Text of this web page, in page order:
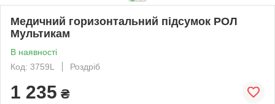
Медичний горизонтальний підсумок РОЛ
Мультикам
В наявності
Код: 3759L
Роздріб
1 235 ₴